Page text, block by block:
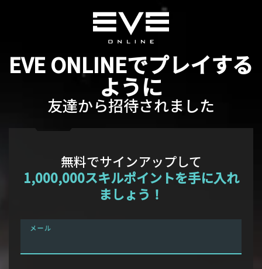
EVE ONLINEでプレイする
ように
友達から招待されました
無料でサインアップして
1,000,000スキルポイントを手に入れ
ましょう！
メール